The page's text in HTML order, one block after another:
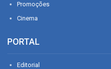
Promoções
Cinema
PORTAL
Editorial